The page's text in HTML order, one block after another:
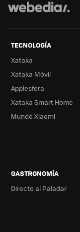
TECNOLOGÍA
Xataka
Xataka Móvil
Applesfera
Xataka Smart Home
Mundo Xiaomi
GASTRONOMÍA
Directo al Paladar